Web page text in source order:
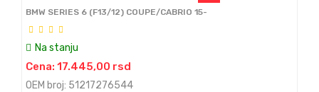
BMW SERIES 6 (F13/12) COUPE/CABRIO 15-
Na stanju
Cena: 17.445,00 rsd
OEM broj: 51217276544